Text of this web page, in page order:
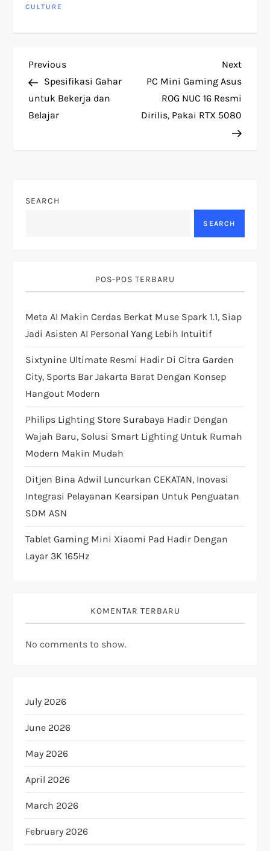
CULTURE
P
o
s
a
g
a
t
i
o
n
Previous
Post
Previous
Spesifikasi Gahar
untuk Bekerja dan
Belajar
Next
Post
Next
PC Mini Gaming Asus
ROG NUC 16 Resmi
Dirilis, Pakai RTX 5080
SEARCH
SEARCH
POS-POS TERBARU
Meta AI Makin Cerdas Berkat Muse Spark 1.1, Siap
Jadi Asisten AI Personal Yang Lebih Intuitif
Sixtynine Ultimate Resmi Hadir Di Citra Garden
City, Sports Bar Jakarta Barat Dengan Konsep
Hangout Modern
Philips Lighting Store Surabaya Hadir Dengan
Wajah Baru, Solusi Smart Lighting Untuk Rumah
Modern Makin Mudah
Ditjen Bina Adwil Luncurkan CEKATAN, Inovasi
Integrasi Pelayanan Kearsipan Untuk Penguatan
SDM ASN
Tablet Gaming Mini Xiaomi Pad Hadir Dengan
Layar 3K 165Hz
KOMENTAR TERBARU
No comments to show.
July 2026
June 2026
May 2026
April 2026
March 2026
February 2026